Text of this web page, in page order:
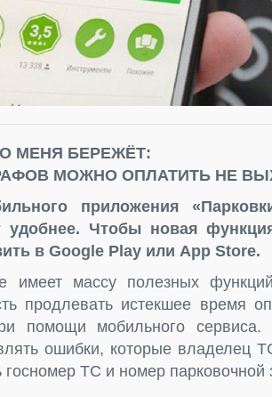
МЕНЯ БЕРЕЖЁТ:
МОЖНО ОПЛАТИТЬ НЕ
приложения
удобнее. Чтобы новая
в Google Play или App Store.
имеет массу полезных
продлевать истекшее время
помощи мобильного
ошибки, которые владелец
ТС и номер парковочной